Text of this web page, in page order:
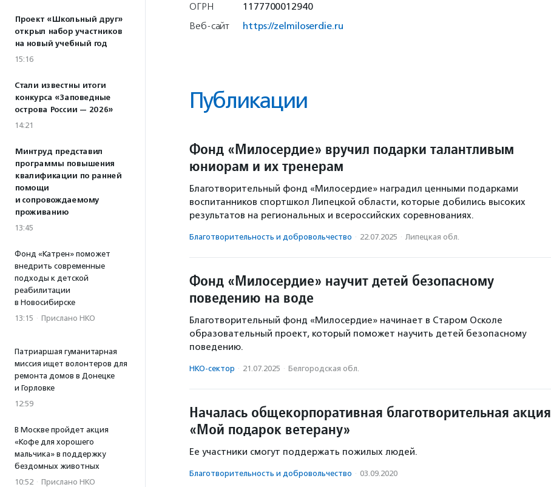
Проект «Школьный друг»
открыл набор участников
на новый учебный год
15:16
Стали известны итоги
конкурса «Заповедные
острова России — 2026»
14:21
Минтруд представил
программы повышения
квалификации по ранней
помощи
и сопровождаемому
проживанию
13:45
Фонд «Катрен» поможет
внедрить современные
подходы к детской
реабилитации
в Новосибирске
13:15 · Прислано НКО
Патриаршая гуманитарная
миссия ищет волонтеров для
ремонта домов в Донецке
и Горловке
12:59
В Москве пройдет акция
«Кофе для хорошего
мальчика» в поддержку
бездомных животных
10:52 · Прислано НКО
ОГРН
1177700012940
Веб-сайт
https://zelmiloserdie.ru
Публикации
Фонд «Милосердие» вручил подарки талантливым
юниорам и их тренерам
Благотворительный фонд «Милосердие» наградил ценными подарками
воспитанников спортшкол Липецкой области, которые добились высоких
результатов на региональных и всероссийских соревнованиях.
Благотвори­тель­ность и доброволь­чест­во · 22.07.2025 · Липецкая обл.
Фонд «Милосердие» научит детей безопасному
поведению на воде
Благотворительный фонд «Милосердие» начинает в Старом Осколе
образовательный проект, который поможет научить детей безопасному
поведению.
НКО-сектор · 21.07.2025 · Белгородская обл.
Началась общекорпоративная благотворительная акция
«Мой подарок ветерану»
Ее участники смогут поддержать пожилых людей.
Благотвори­тель­ность и доброволь­чест­во · 03.09.2020